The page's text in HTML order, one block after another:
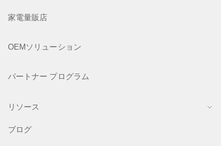
家電量販店
OEMソリューション
パートナー プログラム
リソース
ブログ